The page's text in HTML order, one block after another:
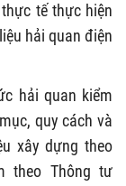
tế thực hiện
hải quan điện
hải quan kiểm
quy cách và
xây dựng theo
theo Thông tư